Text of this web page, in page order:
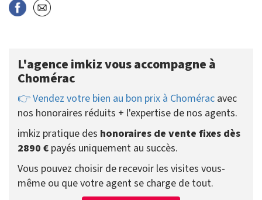
L'agence imkiz vous accompagne à
Chomérac
👉 Vendez votre bien au bon prix à Chomérac avec
nos honoraires réduits + l'expertise de nos agents.
imkiz pratique des honoraires de vente fixes dès
2890 € payés uniquement au succès.
Vous pouvez choisir de recevoir les visites vous-
même ou que votre agent se charge de tout.